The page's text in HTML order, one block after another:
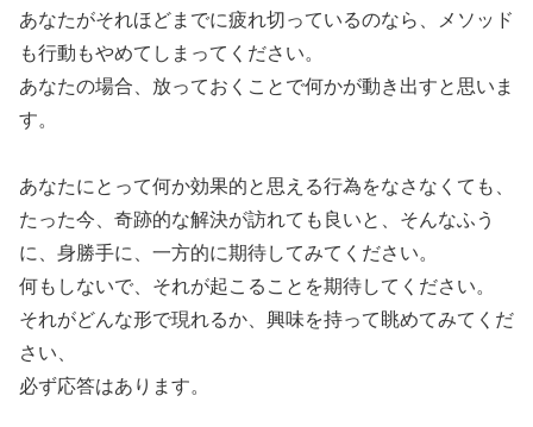
あなたがそれほどまでに疲れ切っているのなら、メソッド
も行動もやめてしまってください。
あなたの場合、放っておくことで何かが動き出すと思いま
す。
あなたにとって何か効果的と思える行為をなさなくても、
たった今、奇跡的な解決が訪れても良いと、そんなふう
に、身勝手に、一方的に期待してみてください。
何もしないで、それが起こることを期待してください。
それがどんな形で現れるか、興味を持って眺めてみてくだ
さい、
必ず応答はあります。